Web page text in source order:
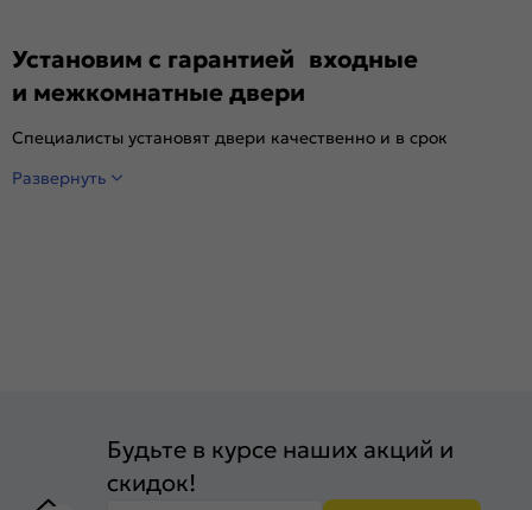
Установим с гарантией входные
и межкомнатные двери
Специалисты установят двери качественно и в срок
Развернуть
Будьте в курсе наших акций и
скидок!